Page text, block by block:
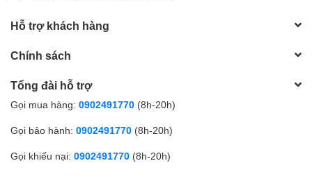
Hỗ trợ khách hàng
Chính sách
Tổng đài hỗ trợ
Gọi mua hàng: 0902491770 (8h-20h)
Gọi bảo hành: 0902491770 (8h-20h)
Gọi khiếu nại: 0902491770 (8h-20h)